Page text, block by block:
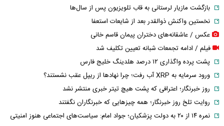
بازگشت مازیار لرستانی به قاب تلویزیون پس از سال‌ها
نخستین واکنش ذوالقدر بعد از شایعات استعفا
عکس / عاشقانه‌های دختران پیمان قاسم خانی
فیلم / ادامه تجمعات شبانه تعیین تکلیف شد
پشت پرده واگذاری ۱۲ درصد هلدینگ خلیج فارس
ورود سرمایه به XRP آب رفت؛ چرا نهادها از ریپل عقب نشستند؟
روز خبرنگار؛ اعترافی که پشت هیچ تیتر خبری منتشر نشد
روایت تلخ روز خبرنگار؛ همه چیزهایی که خبرنگاران نگفتند
نمره ۱۴ از ۲۰ به دولت پزشکیان؛ جواد امام: سیاست‌های اجتماعی هنوز امنیتی